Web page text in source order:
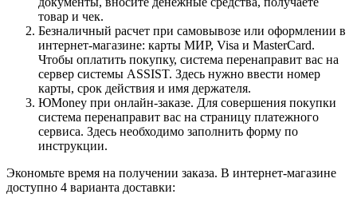
товар и чек.
Безналичный расчет при самовывозе или оформлении в
интернет-магазине: карты МИР, Visa и MasterCard.
Чтобы оплатить покупку, система перенаправит вас на
сервер системы ASSIST. Здесь нужно ввести номер
карты, срок действия и имя держателя.
ЮMoney при онлайн-заказе. Для совершения покупки
система перенаправит вас на страницу платежного
сервиса. Здесь необходимо заполнить форму по
инструкции.
Экономьте время на получении заказа. В интернет-магазине
доступно 4 варианта доставки: